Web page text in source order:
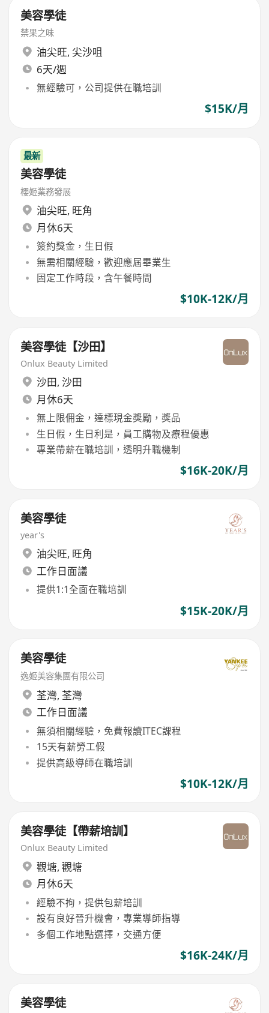
美容學徒
禁果之味
油尖旺, 尖沙咀
6天/週
無經驗可，公司提供在職培訓
$15K/月
最新
美容學徒
櫻姬業務發展
油尖旺, 旺角
月休6天
簽約獎金，生日假
無需相關經驗，歡迎應屆畢業生
固定工作時段，含午餐時間
$10K-12K/月
美容學徒【沙田】
Onlux Beauty Limited
沙田, 沙田
月休6天
無上限佣金，達標現金獎勵，獎品
生日假，生日利是，員工購物及療程優惠
專業帶薪在職培訓，透明升職機制
$16K-20K/月
美容學徒
year's
油尖旺, 旺角
工作日面議
提供1:1全面在職培訓
$15K-20K/月
美容學徒
逸姬美容集團有限公司
荃灣, 荃灣
工作日面議
無須相關經驗，免費報讀ITEC課程
15天有薪勞工假
提供高級導師在職培訓
$10K-12K/月
美容學徒【帶薪培訓】
Onlux Beauty Limited
觀塘, 觀塘
月休6天
經驗不拘，提供包薪培訓
設有良好晉升機會，專業導師指導
多個工作地點選擇，交通方便
$16K-24K/月
美容學徒